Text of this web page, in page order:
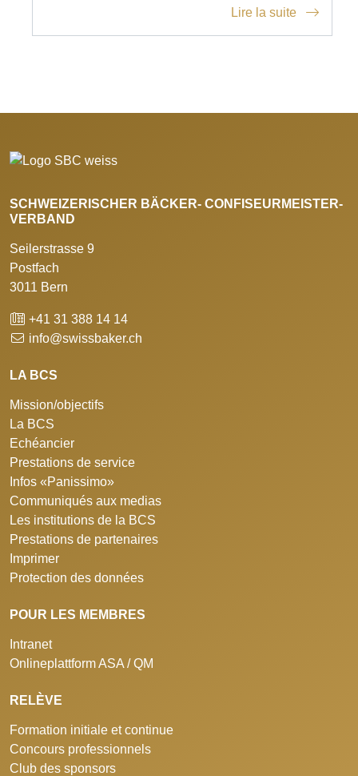
Lire la suite
SCHWEIZERISCHER BÄCKER- CONFISEURMEISTER-
VERBAND
Seilerstrasse 9
Postfach
3011 Bern
+41 31 388 14 14
info@swissbaker.ch
LA BCS
Mission/objectifs
La BCS
Echéancier
Prestations de service
Infos «Panissimo»
Communiqués aux medias
Les institutions de la BCS
Prestations de partenaires
Imprimer
Protection des données
POUR LES MEMBRES
Intranet
Onlineplattform ASA / QM
RELÈVE
Formation initiale et continue
Concours professionnels
Club des sponsors